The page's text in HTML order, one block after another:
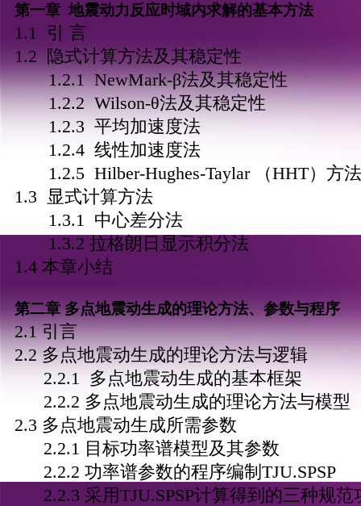
第一章 地震动力反应时域内求解的基本方法
1.1 引 言
1.2 隐式计算方法及其稳定性
1.2.1 NewMark-β法及其稳定性
1.2.2 Wilson-θ法及其稳定性
1.2.3 平均加速度法
1.2.4 线性加速度法
1.2.5 Hilber-Hughes-Taylar （HHT）方法
1.3 显式计算方法
1.3.1 中心差分法
1.3.2 拉格朗日显示积分法
1.4 本章小结
第二章 多点地震动生成的理论方法、参数与程序
2.1 引言
2.2 多点地震动生成的理论方法与逻辑
2.2.1 多点地震动生成的基本框架
2.2.2 多点地震动生成的理论方法与模型
2.3 多点地震动生成所需参数
2.2.1 目标功率谱模型及其参数
2.2.2 功率谱参数的程序编制TJU.SPSP
2.2.3 采用TJU.SPSP计算得到的三种规范